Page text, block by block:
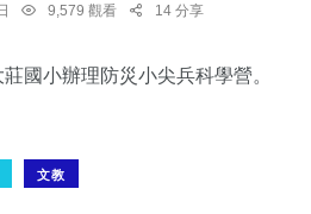
9,579 觀看 14 分享
文教